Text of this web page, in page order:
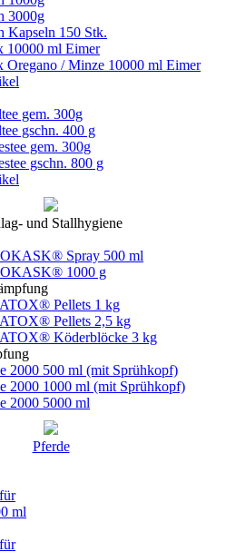
3000g
Kapseln 150 Stk.
ml Eimer
/ Minze 10000 ml Eimer
gem. 300g
gschn. 400 g
gem. 300g
gschn. 800 g
und Stallhygiene
Spray 500 ml
1000 g
Pellets 1 kg
Pellets 2,5 kg
Köderblöcke 3 kg
2000 500 ml (mit Sprühkopf)
2000 1000 ml (mit Sprühkopf)
2000 5000 ml
Pferde
ml